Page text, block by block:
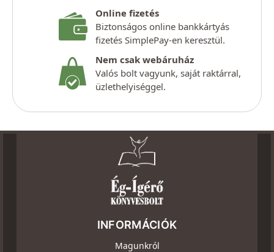
Online fizetés
Biztonságos online bankkártyás
fizetés SimplePay-en keresztül.
Nem csak webáruház
Valós bolt vagyunk, saját raktárral,
üzlethelyiséggel.
INFORMÁCIÓK
Magunkról